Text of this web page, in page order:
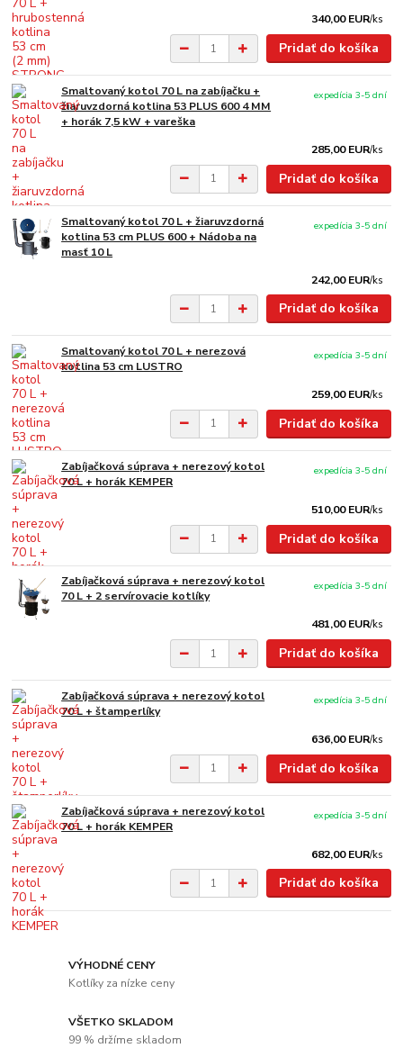
340,00 EUR/ks
Pridať do košíka
Smaltovaný kotol 70 L na zabíjačku +
žiaruvzdorná kotlina 53 PLUS 600 4 MM
+ horák 7,5 kW + vareška
285,00 EUR/ks
expedícia 3-5 dní
Pridať do košíka
Smaltovaný kotol 70 L + žiaruvzdorná
kotlina 53 cm PLUS 600 + Nádoba na
masť 10 L
242,00 EUR/ks
expedícia 3-5 dní
Pridať do košíka
Smaltovaný kotol 70 L + nerezová
kotlina 53 cm LUSTRO
259,00 EUR/ks
expedícia 3-5 dní
Pridať do košíka
Zabíjačková súprava + nerezový kotol
70 L + horák KEMPER
510,00 EUR/ks
expedícia 3-5 dní
Pridať do košíka
Zabíjačková súprava + nerezový kotol
70 L + 2 servírovacie kotlíky
481,00 EUR/ks
expedícia 3-5 dní
Pridať do košíka
Zabíjačková súprava + nerezový kotol
70 L + štamperlíky
636,00 EUR/ks
expedícia 3-5 dní
Pridať do košíka
Zabíjačková súprava + nerezový kotol
70 L + horák KEMPER
682,00 EUR/ks
expedícia 3-5 dní
Pridať do košíka
VÝHODNÉ CENY
Kotlíky za nízke ceny
VŠETKO SKLADOM
99 % držíme skladom